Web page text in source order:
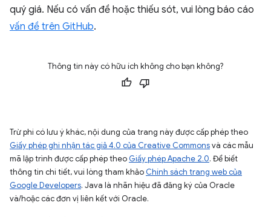
quý giá. Nếu có vấn đề hoặc thiếu sót, vui lòng báo cáo
vấn đề trên GitHub.
Thông tin này có hữu ích không cho bạn không?
Trừ phi có lưu ý khác, nội dung của trang này được cấp phép theo
Giấy phép ghi nhận tác giả 4.0 của Creative Commonsvà các mẫu
mã lập trình được cấp phép theo Giấy phép Apache 2.0. Để biết
thông tin chi tiết, vui lòng tham khảo Chính sách trang web của
Google Developers. Java là nhãn hiệu đã đăng ký của Oracle
và/hoặc các đơn vị liên kết với Oracle.